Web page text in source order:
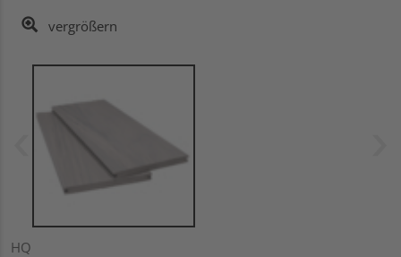
vergrößern
HQ